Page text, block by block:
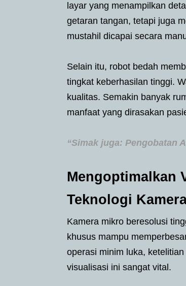
layar yang menampilkan
getaran tangan, tetapi juga
mustahil dicapai secara
Selain itu, robot bedah
tingkat keberhasilan tinggi.
kualitas. Semakin banyak
manfaat yang dirasakan
“Simak juga: Pengobatan
Mengoptimalkan
Teknologi
Kamera mikro beresolusi
khusus mampu
operasi minim luka,
visualisasi ini sangat vital.